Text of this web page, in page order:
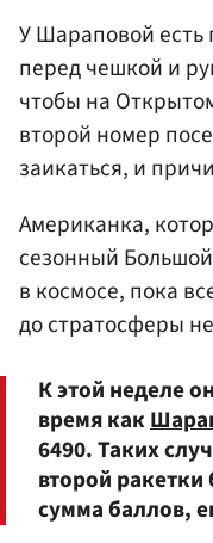
У Шараповой есть
перед чешкой и
чтобы на
второй номер
заикаться, и
Американка,
сезонный
в космосе, пока
до стратосферы
К этой неделе
время как
6490. Таких
второй
сумма баллов,